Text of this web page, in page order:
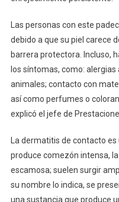
Las personas con este
debido a que su piel carece
barrera protectora. Incluso,
los síntomas, como: alergias
animales; contacto con
así como perfumes o
explicó el jefe de
La dermatitis de contacto
produce comezón intensa,
escamosa; suelen surgir
su nombre lo indica, se
una sustancia que produce